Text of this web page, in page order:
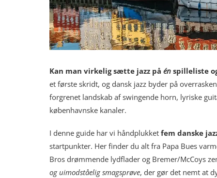
Kan man virkelig sætte jazz på én spilleliste
et første skridt, og dansk jazz byder på
forgrenet landskab af swingende horn, lyriske
københavnske kanaler.
I denne guide har vi håndplukket fem danske
startpunkter. Her finder du alt fra Papa Bues
Bros drømmende lydflader og Bremer/McCoys
og uimodståelig smagsprøve, der gør det nemt at